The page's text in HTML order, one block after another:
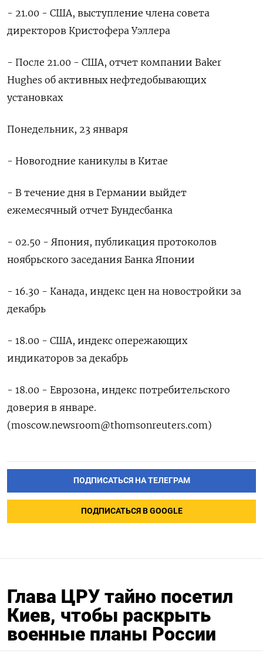
- 21.00 - США, выступление члена совета
директоров Кристофера Уэллера
- После 21.00 - США, отчет компании Baker
Hughes об активных нефтедобывающих
установках
Понедельник, 23 января
- Новогодние каникулы в Китае
- В течение дня в Германии выйдет
ежемесячный отчет Бундесбанка
- 02.50 - Япония, публикация протоколов
ноябрьского заседания Банка Японии
- 16.30 - Канада, индекс цен на новостройки за
декабрь
- 18.00 - США, индекс опережающих
индикаторов за декабрь
- 18.00 - Еврозона, индекс потребительского
доверия в январе.
(moscow.newsroom@thomsonreuters.com)
ПОДПИСАТЬСЯ НА ТЕЛЕГРАМ
ПОДПИСАТЬСЯ В GOOGLE
Глава ЦРУ тайно посетил
Киев, чтобы раскрыть
военные планы России